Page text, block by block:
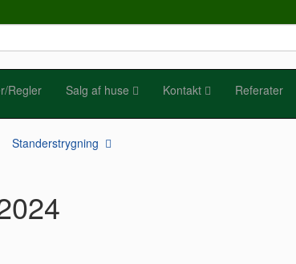
Regler Salg af huse Kontakt Referater
Standerstrygning